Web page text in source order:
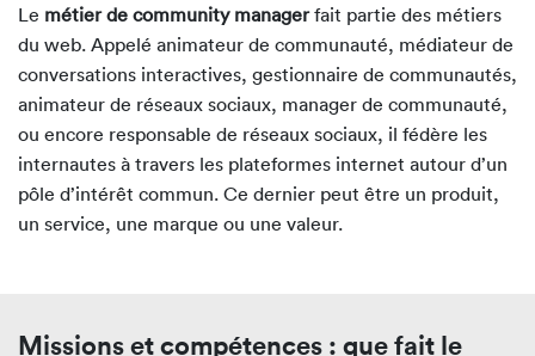
Le métier de community managerfait partie des métiers
du web. Appelé animateur de communauté, médiateur de
conversations interactives, gestionnaire de communautés,
animateur de réseaux sociaux, manager de communauté,
ou encore responsable de réseaux sociaux, il fédère les
internautes à travers les plateformes internet autour d’un
pôle d’intérêt commun. Ce dernier peut être un produit,
un service, une marque ou une valeur.
Missions et compétences : que fait le